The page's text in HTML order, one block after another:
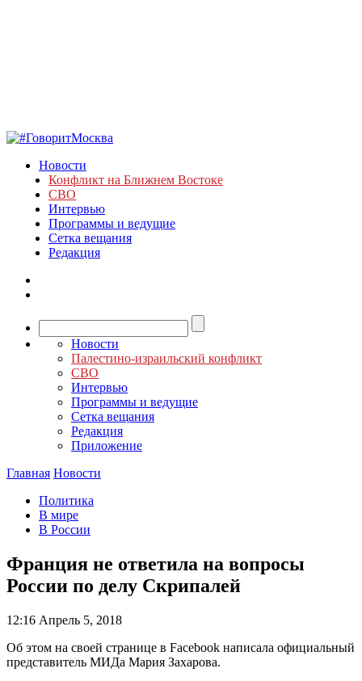
Новости
Конфликт на Ближнем Востоке
СВО
Интервью
Программы и ведущие
Сетка вещания
Редакция
Новости
Палестино-израильский конфликт
СВО
Интервью
Программы и ведущие
Сетка вещания
Редакция
Приложение
Главная Новости
Политика
В мире
В России
Франция не ответила на вопросы
России по делу Скрипалей
12:16 Апрель 5, 2018
Об этом на своей странице в Facebook написала официальный
представитель МИДа Мария Захарова.